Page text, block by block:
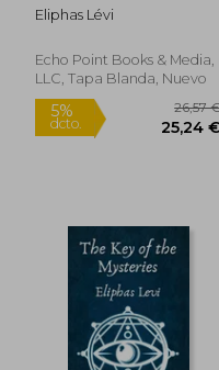
Eliphas Lévi
Echo Point Books & Media,
LLC, Tapa Blanda, Nuevo